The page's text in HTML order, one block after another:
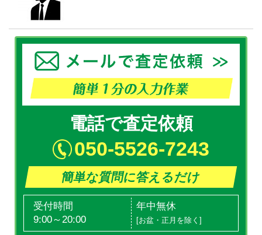
電話で査定依頼
050-5526-7243
簡単な質問に答えるだけ
受付時間
9:00～20:00
年中無休
[お盆・正月を除く]